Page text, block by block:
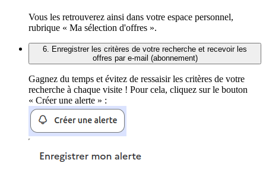
Vous les retrouverez ainsi dans votre espace personnel,
rubrique « Ma sélection d'offres ».
6. Enregistrer les critères de votre recherche et recevoir les
offres par e-mail (abonnement)
Gagnez du temps et évitez de ressaisir les critères de votre
recherche à chaque visite ! Pour cela, cliquez sur le bouton
« Créer une alerte » :